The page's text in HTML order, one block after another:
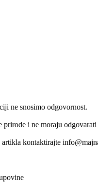
ne snosimo odgovornost.
i ne moraju
kontaktirajte